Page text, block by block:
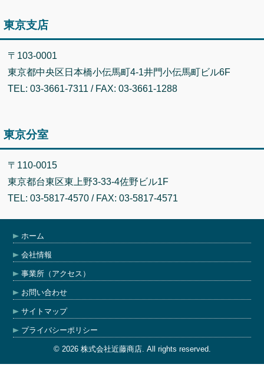
東京支店
〒103-0001
東京都中央区日本橋小伝馬町4-1井門小伝馬町ビル6F
TEL: 03-3661-7311 / FAX: 03-3661-1288
東京分室
〒110-0015
東京都台東区東上野3-33-4佐野ビル1F
TEL: 03-5817-4570 / FAX: 03-5817-4571
ホーム
会社情報
事業所（アクセス）
お問い合わせ
サイトマップ
プライバシーポリシー
© 2026 株式会社近藤商店. All rights reserved.